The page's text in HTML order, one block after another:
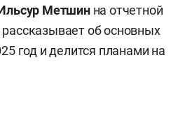
Метшинна отчетной
об основных
год и делится планами на